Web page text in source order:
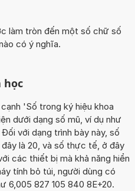
làm tròn đến một số chữ số
có ý nghĩa.
học
'Số trong ký hiệu khoa
dưới dạng số mũ, ví dụ như
Đối với dạng trình bày này, số
là 20, và số thực tế, ở đây
các thiết bị mà khả năng hiển
tính bỏ túi, người dùng có
6,005 827 105 840 8E+20.